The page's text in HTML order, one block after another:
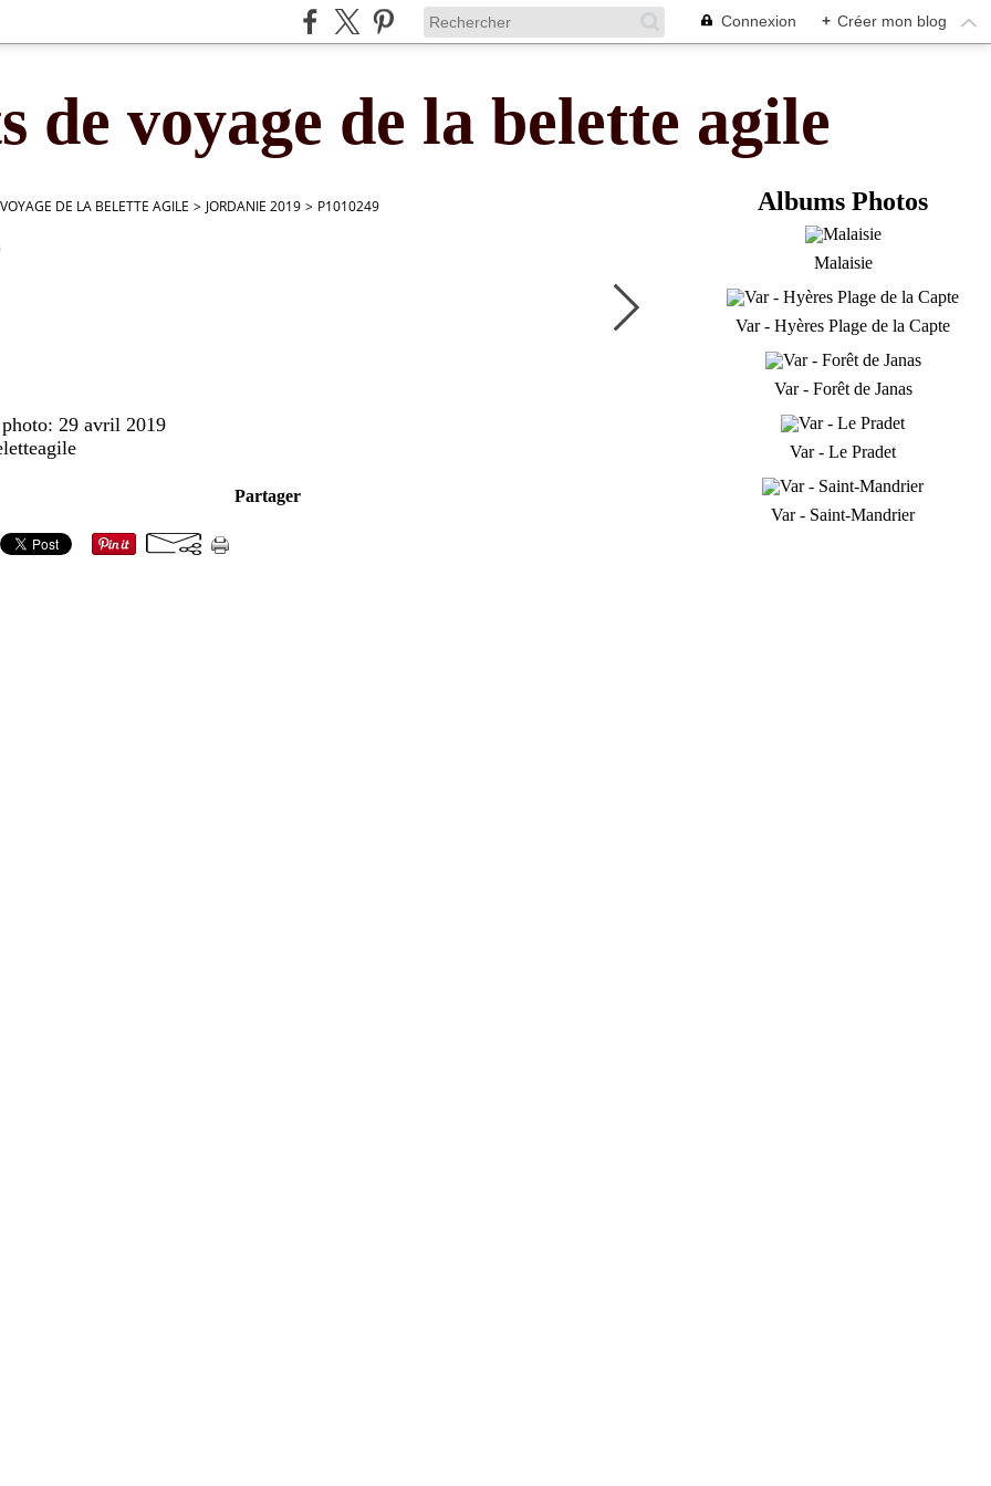
Connexion + Créer mon blog
de voyage de la belette agile
DE LA BELETTE AGILE > JORDANIE 2019 > P1010249
29 avril 2019
Partager
Albums Photos
Malaisie
Var - Hyères Plage de la Capte
Var - Forêt de Janas
Var - Le Pradet
Var - Saint-Mandrier